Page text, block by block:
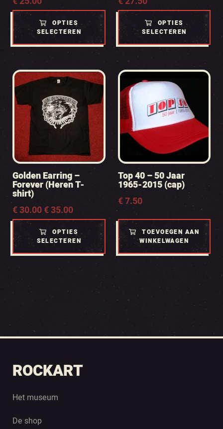
OPTIES
SELECTEREN
OPTIES
SELECTEREN
Golden Earring –
Forever (Heren T-
shirt)
€30.00-€35.00
Prijsklasse:
€ 30.00
€ 35.00
OPTIES
SELECTEREN
Top 40 – 50 Jaar
1965-2015 (cap)
€7.50
TOEVOEGEN AAN
WINKELWAGEN
ROCKART
Het museum
De shop